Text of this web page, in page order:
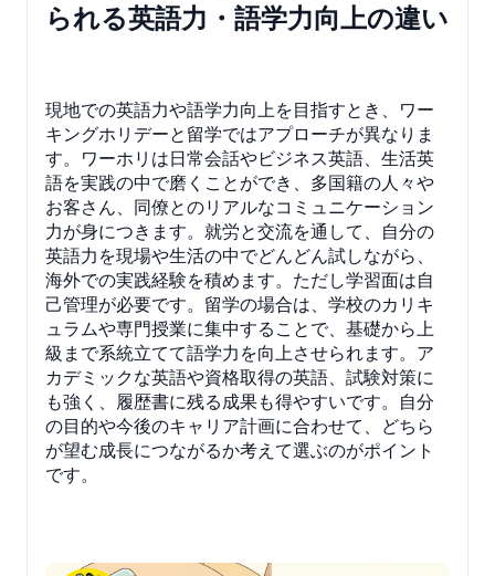
られる英語力・語学力向上の違い
現地での英語力や語学力向上を目指すとき、ワー
キングホリデーと留学ではアプローチが異なりま
す。ワーホリは日常会話やビジネス英語、生活英
語を実践の中で磨くことができ、多国籍の人々や
お客さん、同僚とのリアルなコミュニケーション
力が身につきます。就労と交流を通して、自分の
英語力を現場や生活の中でどんどん試しながら、
海外での実践経験を積めます。ただし学習面は自
己管理が必要です。留学の場合は、学校のカリキ
ュラムや専門授業に集中することで、基礎から上
級まで系統立てて語学力を向上させられます。ア
カデミックな英語や資格取得の英語、試験対策に
も強く、履歴書に残る成果も得やすいです。自分
の目的や今後のキャリア計画に合わせて、どちら
が望む成長につながるか考えて選ぶのがポイント
です。